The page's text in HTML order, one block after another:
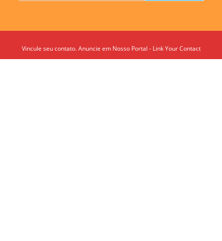
Vincule seu contato. Anuncie em Nosso Portal - Link Your Contact